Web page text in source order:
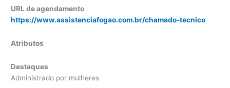
URL de agendamento
https://www.assistenciafogao.com.br/chamado-tecnico
Atributos
Destaques
Administrado por mulheres